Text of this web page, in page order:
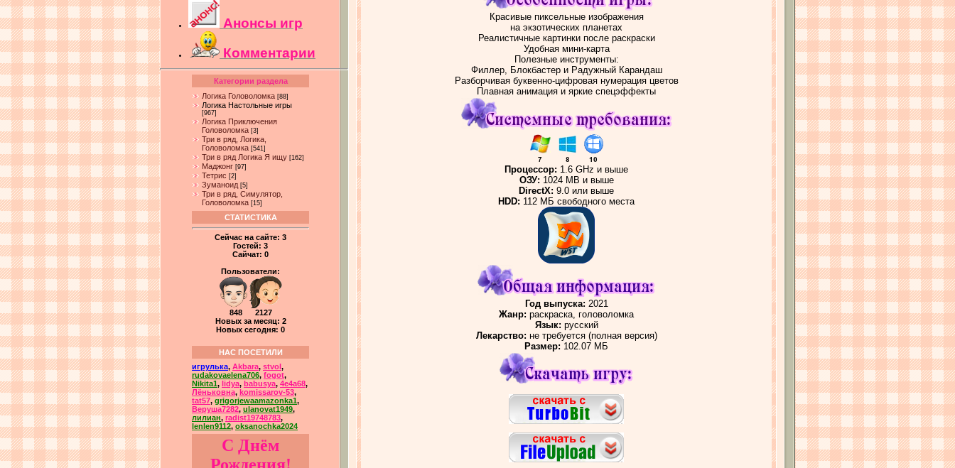
Анонсы игр
Комментарии
Категории раздела
Логика Головоломка [88]
Логика Настольные игры
[967]
Логика Приключения
Головоломка [3]
Три в ряд, Логика,
Головоломка [541]
Три в ряд Логика Я ищу [162]
Маджонг [97]
Тетрис [2]
Зуманоид [5]
Три в ряд, Симулятор,
Головоломка [15]
СТАТИСТИКА
Сейчас на сайте: 3
Гостей: 3
Сайчат: 0
Пользователи:
848 2127
Новых за месяц: 2
Новых сегодня: 0
НАС ПОСЕТИЛИ
игрулька, Akbara, stvol ,
rudakovaelena706, fogot,
Nikita1, lidya, babusya, 4e4a68,
Лёньковна, komissarov-53,
tat57, grigorjewaamazonka1,
Веруша7282, ulanovat1949,
лилиан, radist19748783,
lenlen9112, oksanochka2024
С Днём
Красивые пиксельные изображения
на экзотических планетах
Реалистичные картинки после раскраски
Удобная мини-карта
Полезные инструменты:
Филлер, Блокбастер и Радужный Карандаш
Разборчивая буквенно-цифровая нумерация цветов
Плавная анимация и яркие спецэффекты
Процессор: 1.6 GHz и выше
ОЗУ: 1024 MB и выше
DirectX: 9.0 или выше
HDD: 112 МБ свободного места
Год выпуска: 2021
Жанр: раскраска, головоломка
Язык: русский
Лекарство: не требуется (полная версия)
Размер: 102.07 МБ